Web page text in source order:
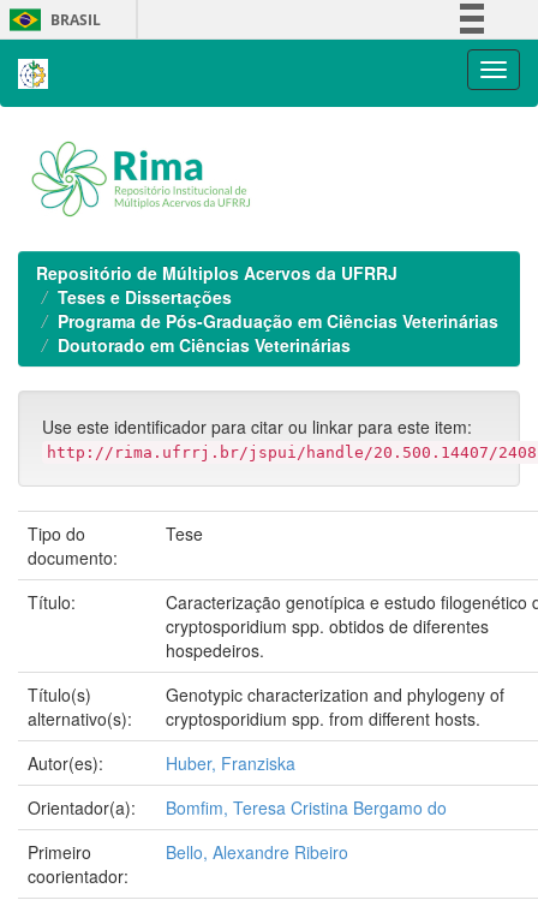
Skip
navigation
BRASIL
Repositório de Múltiplos Acervos da UFRRJ
Teses e Dissertações
Programa de Pós-Graduação em Ciências Veterinárias
Doutorado em Ciências Veterinárias
Use este identificador para citar ou linkar para este item:
http://rima.ufrrj.br/jspui/handle/20.500.14407/
Tipo do
documento:
Tese
Título:
Caracterização genotípica e estudo filogenético
cryptosporidium spp. obtidos de diferentes
hospedeiros.
Título(s)
alternativo(s):
Genotypic characterization and phylogeny of
cryptosporidium spp. from different hosts.
Autor(es):
Huber, Franziska
Orientador(a):
Bomfim, Teresa Cristina Bergamo do
Primeiro
coorientador:
Bello, Alexandre Ribeiro